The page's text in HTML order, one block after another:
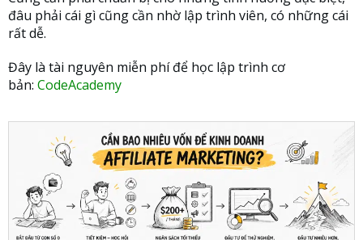
đâu phải cái gì cũng cần nhờ lập trình viên, có những cái
rất dễ.
Đây là tài nguyên miễn phí để học lập trình cơ
bản: CodeAcademy